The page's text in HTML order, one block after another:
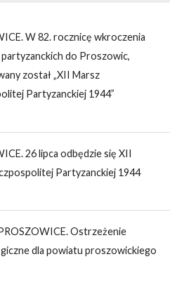
W 82. rocznicę wkroczenia
partyzanckich do Proszowic,
został „XII Marsz
Partyzanckiej 1944”
26 lipca odbędzie się XII
Partyzanckiej 1944
Ostrzeżenie
dla powiatu proszowickiego